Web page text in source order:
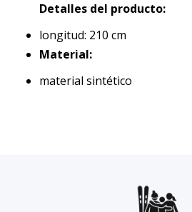
Detalles del producto:
longitud: 210 cm
Material:
material sintético